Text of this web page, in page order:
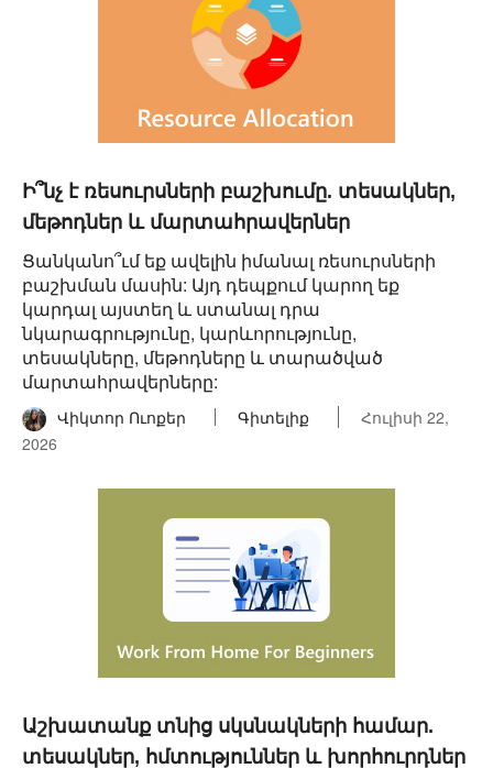
Ի՞նչ է ռեսուրսների բաշխումը. տեսակներ,
մեթոդներ և մարտահրավերներ
Ցանկանո՞ւմ եք ավելին իմանալ ռեսուրսների
բաշխման մասին: Այդ դեպքում կարող եք
կարդալ այստեղ և ստանալ դրա
նկարագրությունը, կարևորությունը,
տեսակները, մեթոդները և տարածված
մարտահրավերները:
Վիկտոր Ուոքեր Գիտելիք
Հուլիսի 22,
2026
Աշխատանք տնից սկսնակների համար.
տեսակներ, հմտություններ և խորհուրդներ